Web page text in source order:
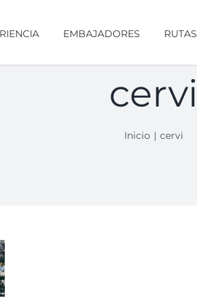
EMBAJADORES RUTAS
cervi
Inicio cervi